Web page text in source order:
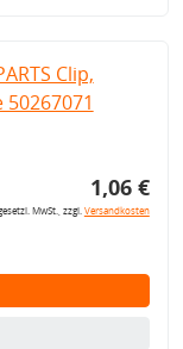
Clip,
1,06 €
MwSt., zzgl.Versandkosten